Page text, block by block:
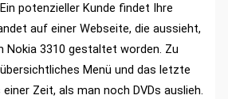
potenzieller Kunde findet Ihre
auf einer Webseite, die aussieht,
Nokia 3310 gestaltet worden. Zu
Menü und das letzte
Zeit, als man noch DVDs auslieh.